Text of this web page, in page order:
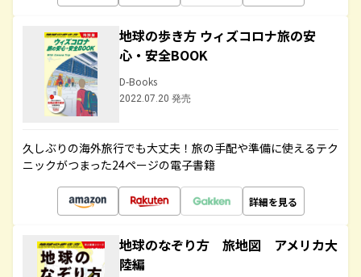
地球の歩き方 ウィズコロナ旅の安
心・安全BOOK
D-Books
2022.07.20 発売
久しぶりの海外旅行でも大丈夫！旅の手配や準備に使えるテク
ニックがつまった24ページの電子書籍
詳細を見る
地球のなぞり方 旅地図 アメリカ大
陸編